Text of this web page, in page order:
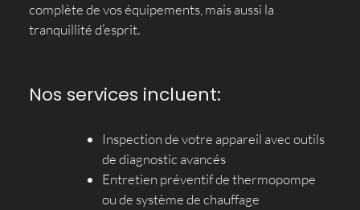
complète de vos équipements, mais aussi la
tranquillité d’esprit.
Nos services incluent:
Inspectionde votre appareil avec outils
de diagnostic avancés
Entretien préventifde thermopompe
ou de système de chauffage